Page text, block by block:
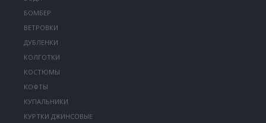
БОМБЕР
ВЕТРОВКИ
ДУБЛЕНКИ
КОЛГОТКИ
КОСТЮМЫ
КОФТЫ
КУПАЛЬНИКИ
КУРТКИ ДЖИНСОВЫЕ